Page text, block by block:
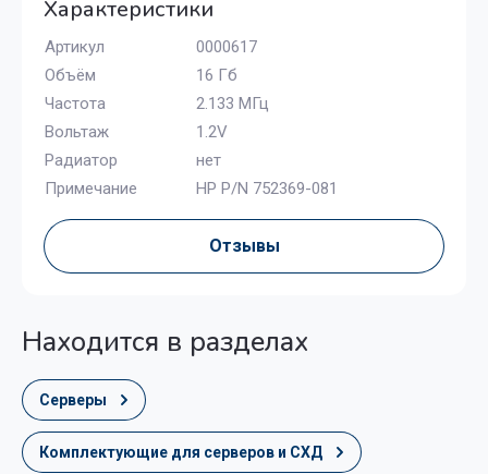
Характеристики
Артикул
0000617
Объём
16 Гб
Частота
2.133 МГц
Вольтаж
1.2V
Радиатор
нет
Примечание
HP P/N 752369-081
Отзывы
Находится в разделах
Серверы
Комплектующие для серверов и СХД